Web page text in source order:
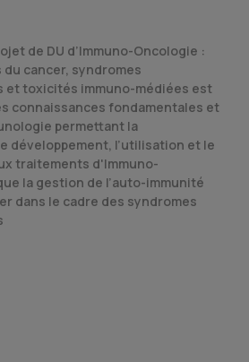
de DU d’Immuno-Oncologie :
cancer, syndromes
et toxicités immuno-médiées est
connaissances fondamentales et
permettant la
développement, l’utilisation et le
traitements d'Immuno-
la gestion de l’auto-immunité
dans le cadre des syndromes